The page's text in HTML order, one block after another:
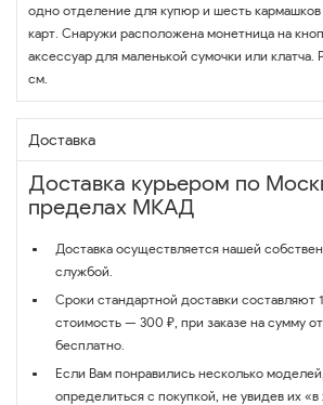
одно отделение для купюр и шесть
карт. Снаружи расположена монетница на
аксессуар для маленькой сумочки или клатча.
см.
Доставка
Доставка курьером по
пределах МКАД
Доставка осуществляется нашей
службой.
Сроки стандартной доставки составляют
стоимость — 300 ₽, при заказе на сумму
бесплатно.
Если Вам понравились несколько
определиться с покупкой, не увидев их